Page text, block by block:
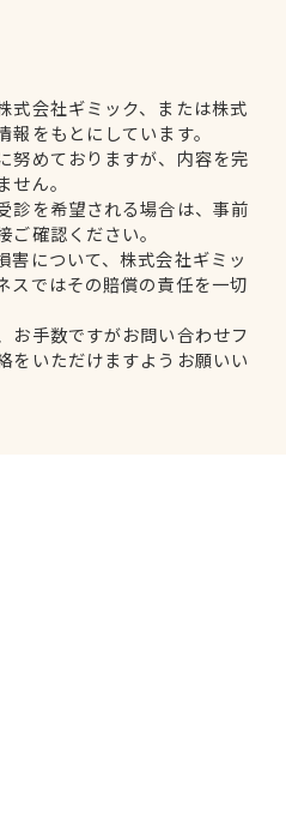
式会社ギミック、または株式
をもとにしています。
努めておりますが、内容を完
ん。
診を希望される場合は、事前
確認ください。
害について、株式会社ギミッ
スではその賠償の責任を一切
お手数ですがお問い合わせフ
をいただけますようお願いい